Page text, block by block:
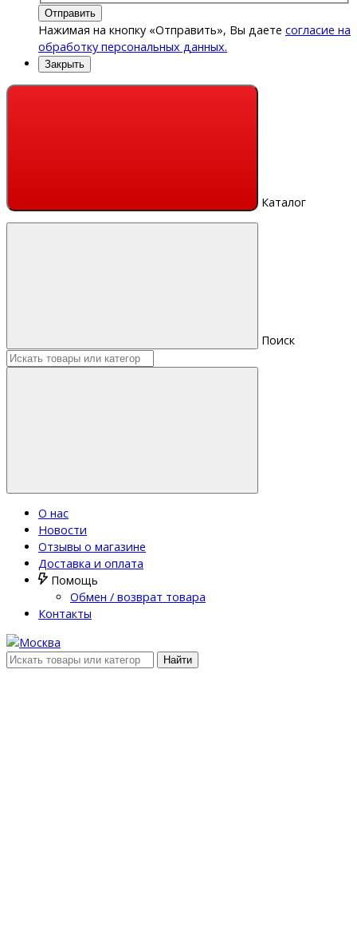
Отправить
Нажимая на кнопку «Отправить», Вы даете согласие на
обработку персональных данных.
Закрыть
Каталог
Поиск
О нас
Новости
Отзывы о магазине
Доставка и оплата
Помощь
Обмен / возврат товара
Контакты
Найти